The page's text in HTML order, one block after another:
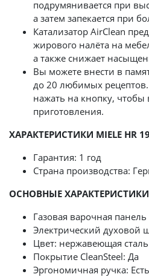
подрумянивается при
а затем запекается при
Катализатор AirClean
жирового налёта на
а также снижает
Вы можете внести в
до 20 любимых рецептов.
нажать на кнопку, чтобы
приготовления.
ХАРАКТЕРИСТИКИ MIELE HR
Гарантия: 1 год
Страна производства:
ОСНОВНЫЕ
Газовая варочная
Электрический духовой
Цвет: нержавеющая сталь
Покрытие CleanSteel: Да
Эргономичная ручка: Есть